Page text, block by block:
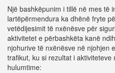
Një bashkëpunim i tillë në mes të
lartëpërmendura ka dhënë fryte
vetëdijesimit të nxënësve për
aktivitetet e përbashkëta kanë
njohurive të nxënësve në njohjen
trafikut, ku si rezultat i aktiviteteve
hulumtime: